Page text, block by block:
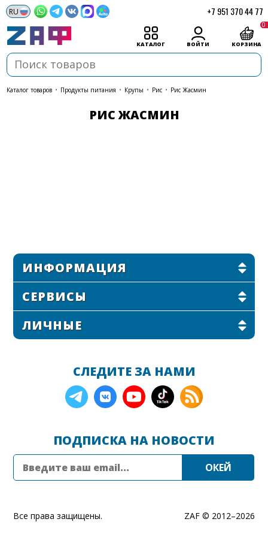
+7 951 370 44 77
КАТАЛОГ ВОЙТИ КОРЗИНА
0
каталог товаров • Продукты питания • Крупы • Рис • Рис Жасмин
РИС ЖАСМИН
ИНФОРМАЦИЯ
СЕРВИСЫ
ЛИЧНЫЕ
СЛЕДИТЕ ЗА НАМИ
ПОДПИСКА НА НОВОСТИ
ZAF © 2012–2026
Все права защищены.